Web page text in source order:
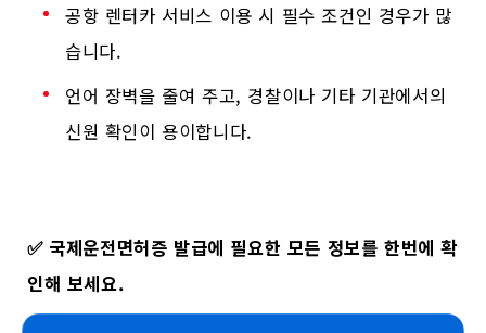
공항 렌터카 서비스 이용 시 필수 조건인 경우가 많
습니다.
언어 장벽을 줄여 주고, 경찰이나 기타 기관에서의
신원 확인이 용이합니다.
✅ 국제운전면허증 발급에 필요한 모든 정보를 한번에 확
인해 보세요.